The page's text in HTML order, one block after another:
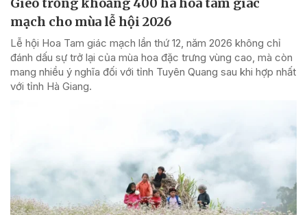
mạch cho mùa lễ hội 2026
Lễ hội Hoa Tam giác mạch lần thứ 12, năm 2026 không chỉ
đánh dấu sự trở lại của mùa hoa đặc trưng vùng cao, mà còn
mang nhiều ý nghĩa đối với tỉnh Tuyên Quang sau khi hợp nhất
với tỉnh Hà Giang.